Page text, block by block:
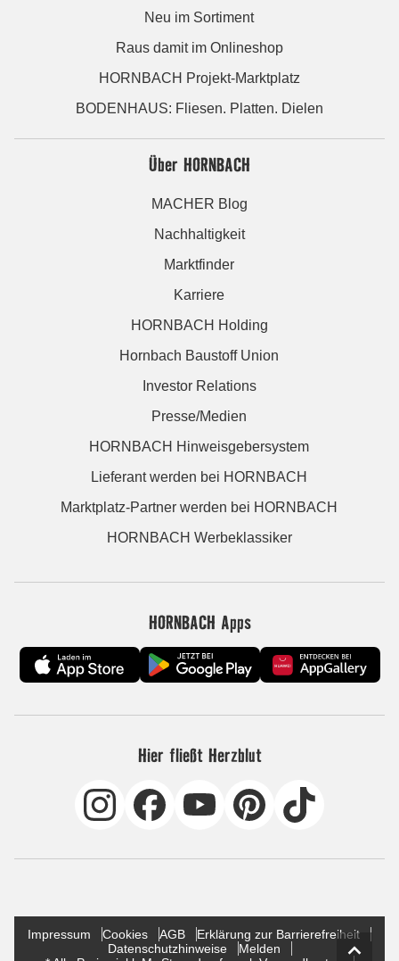
Neu im Sortiment
Raus damit im Onlineshop
HORNBACH Projekt-Marktplatz
BODENHAUS: Fliesen. Platten. Dielen
Über HORNBACH
MACHER Blog
Nachhaltigkeit
Marktfinder
Karriere
HORNBACH Holding
Hornbach Baustoff Union
Investor Relations
Presse/Medien
HORNBACH Hinweisgebersystem
Lieferant werden bei HORNBACH
Marktplatz-Partner werden bei HORNBACH
HORNBACH Werbeklassiker
HORNBACH Apps
Hier fließt Herzblut
Impressum Cookies AGB
Erklärung zur Barrierefreiheit
Datenschutzhinweise
Melden